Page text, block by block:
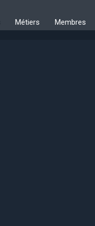
Métiers Membres